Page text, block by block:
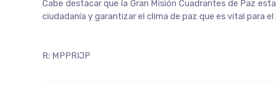
Cabe destacar que la Gran Misión Cuadrantes de Paz
ciudadanía y garantizar el clima de paz que es vital para
R: MPPRIJP